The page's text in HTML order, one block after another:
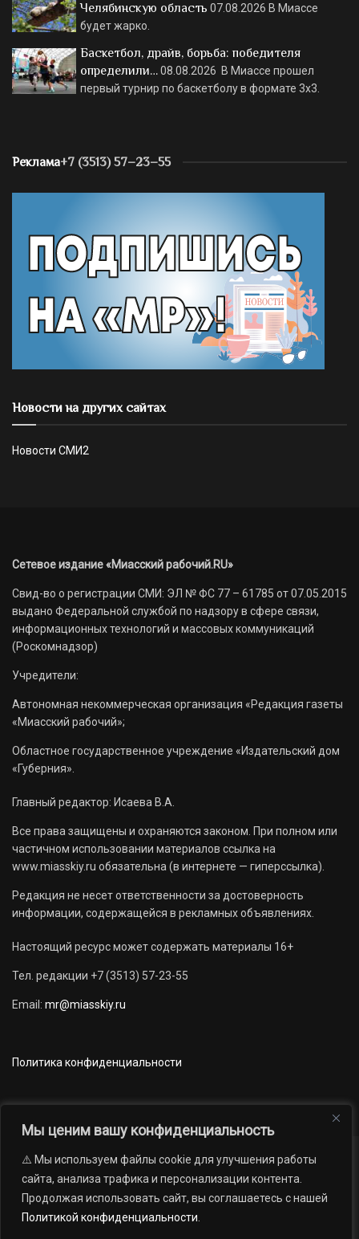
Мы ценим вашу конфиденциальность
⚠️ Мы используем файлы cookie для улучшения работы
сайта, анализа трафика и персонализации контента.
Продолжая использовать сайт, вы соглашаетесь с нашей
Политикой конфиденциальности
Челябинскую область 07.08.2026 В Миассе
будет жарко.
Баскетбол, драйв, борьба: победителя
определили…08.08.2026 В Миассе прошел
первый турнир по баскетболу в формате 3х3.
Реклама+7 (3513) 57–23–55
Новости на других сайтах
Новости СМИ2
Сетевое издание «Миасский рабочий.RU»
Свид-во о регистрации СМИ: ЭЛ № ФС 77 – 61785 от 07.05.2015
выдано Федеральной службой по надзору в сфере связи,
информационных технологий и массовых коммуникаций
(Роскомнадзор)
Учредители:
Автономная некоммерческая организация «Редакция газеты
«Миасский рабочий»;
Областное государственное учреждение «Издательский дом
«Губерния».
Главный редактор: Исаева В.А.
Все права защищены и охраняются законом. При полном или
частичном использовании материалов ссылка на
www.miasskiy.ru обязательна (в интернете — гиперссылка).
Редакция не несет ответственности за достоверность
информации, содержащейся в рекламных объявлениях.
Настоящий ресурс может содержать материалы 16+
Тел. редакции +7 (3513) 57-23-55
Email: mr@miasskiy.ru
Политика конфиденциальности
Новости Наши проекты
Официально
АРХИВ
16+
газеты «Миасский рабочий»; Областное государственное учреждение